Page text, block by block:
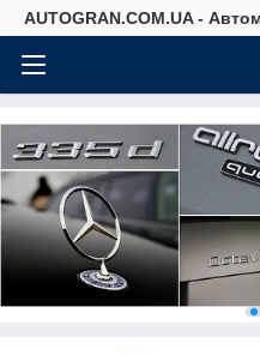
AUTOGRAN.COM.UA -